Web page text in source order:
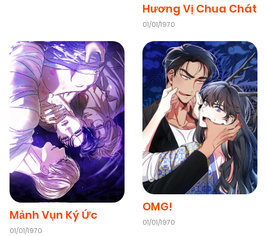
Hương Vị Chua Chát
01/01/1970
Mảnh Vụn Ký Ức
01/01/1970
OMG!
01/01/1970